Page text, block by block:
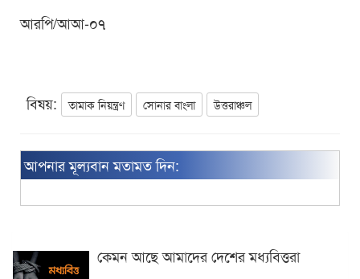
আরপি/আআ-০৭
বিষয়: তামাক নিয়ন্ত্রণ সোনার বাংলা উত্তরাঞ্চল
আপনার মূল্যবান মতামত দিন:
কেমন আছে আমাদের দেশের মধ্যবিত্তরা